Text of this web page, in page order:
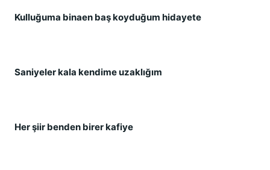
Kulluğuma binaen baş koyduğum hidayete
Saniyeler kala kendime uzaklığım
Her şiir benden birer kafiye